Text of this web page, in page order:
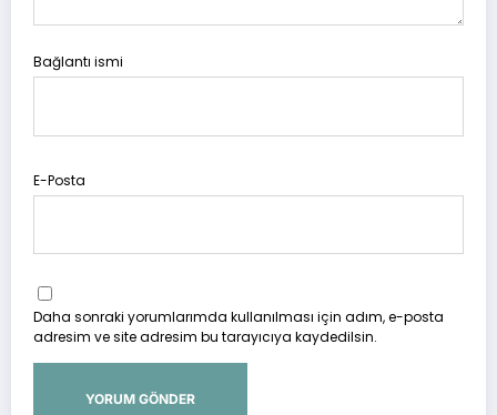
Bağlantı ismi
E-Posta
Daha sonraki yorumlarımda kullanılması için adım, e-posta
adresim ve site adresim bu tarayıcıya kaydedilsin.